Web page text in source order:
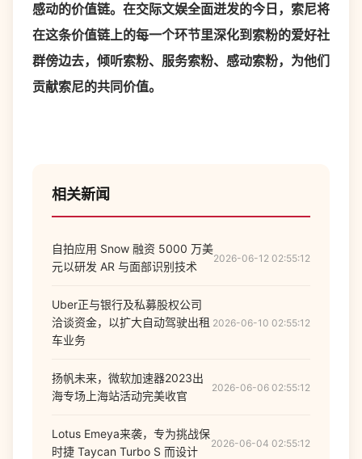
感动的价值链。在交际文娱全面迸发的今日，索尼将
在这条价值链上的每一个环节里深化到索粉的爱好社
群傍边去，倾听索粉、服务索粉、感动索粉，为他们
贡献索尼的共同价值。
相关新闻
自拍应用 Snow 融资 5000 万美
元以研发 AR 与面部识别技术
2026-06-12 02:55:12
Uber正与银行及私募股权公司
洽谈资金，以扩大自动驾驶出租
车业务
2026-06-10 02:55:12
扬帆未来，微软加速器2023出
海专场上海站活动完美收官
2026-06-06 02:55:12
Lotus Emeya来袭，专为挑战保
时捷 Taycan Turbo S 而设计
2026-06-04 02:55:12